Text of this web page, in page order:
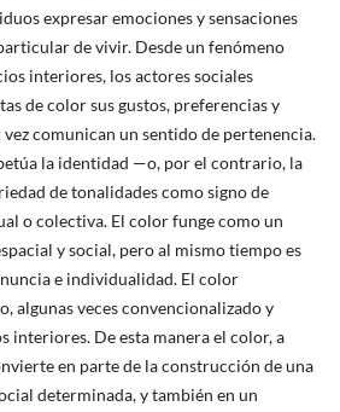
expresar emociones y sensaciones
de vivir. Desde un fenómeno
interiores, los actores sociales
de color sus gustos, preferencias y
vez comunican un sentido de pertenencia.
la identidad —o, por el contrario, la
de tonalidades como signo de
o colectiva. El color funge como un
y social, pero al mismo tiempo es
e individualidad. El color
algunas veces convencionalizado y
interiores. De esta manera el color, a
en parte de la construcción de una
determinada, y también en un